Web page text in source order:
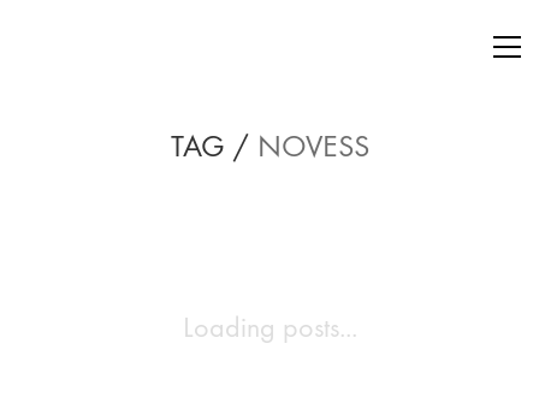
TAG / NOVESS
Loading posts...